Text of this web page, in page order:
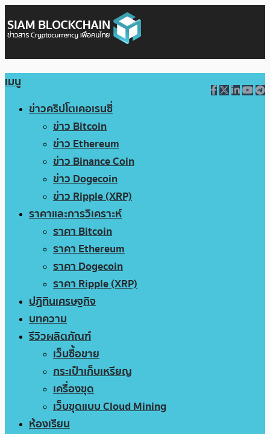
เมนู
ข่าวคริปโตเคอเรนซี่
ข่าว Bitcoin
ข่าว Ethereum
ข่าว Binance Coin
ข่าว Dogecoin
ข่าว Ripple (XRP)
ราคาและการวิเคราะห์
ราคา Bitcoin
ราคา Ethereum
ราคา Dogecoin
ราคา Ripple (XRP)
ปฏิทินเศรษฐกิจ
บทความ
รีวิวผลิตภัณฑ์
เว็บซื้อขาย
กระเป๋าเก็บเหรียญ
เครื่องขุด
เว็บขุดแบบ Cloud Mining
ห้องเรียน